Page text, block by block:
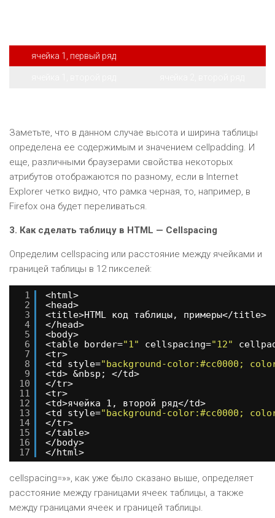
ячейка 1, первый ряд
Заметьте, что в данном случае высота и ширина таблицы
определена ее содержимым и значением cellpadding. И
еще, различными браузерами свойства некоторых
атрибутов отображаются по разному, если в Internet
Explorer четко видно, что рамка черная, то, например, в
Firefox она будет переливаться.
3. Как сделать таблицу в HTML — Cellspacing
Определим cellspacing или расстояние между ячейками и
границей таблицы в 12 пикселей:
1
2
3
4
5
6
7
8
9
10
11
12
13
14
15
16
17
<html>
<head>
<title>HTML код таблицы, примеры</title>
</head>
<body>
<table border="1" cellspacing="12"
<tr>
<td style="background-color:#cc0000;
<td> &nbsp; </td>
</tr>
<tr>
<td>ячейка 1, второй ряд</td>
<td style="background-color:#cc0000;
</tr>
</table>
</body>
</html>
cellspacing=»», как уже было сказано выше, определяет
расстояние между границами ячеек таблицы, а также
между границами ячеек и границeй таблицы.